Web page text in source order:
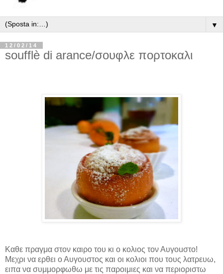
▼
12/02/14
soufflè di arance/σουφλε πορτοκαλι
Kαθε πραγμα στον καιρο του κι ο κολιος τον Αυγοuστο!
Μεχρι να ερθει ο Αυγουστος και οι κολιοι που τους λατρευω,
ειπα να συμμορφωθω με τις παροιμιες και να περιοριστω